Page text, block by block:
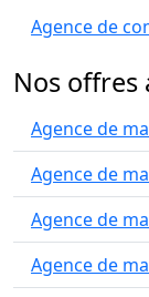
Agence de
Nos offres
Agence de
Agence de
Agence de
Agence de